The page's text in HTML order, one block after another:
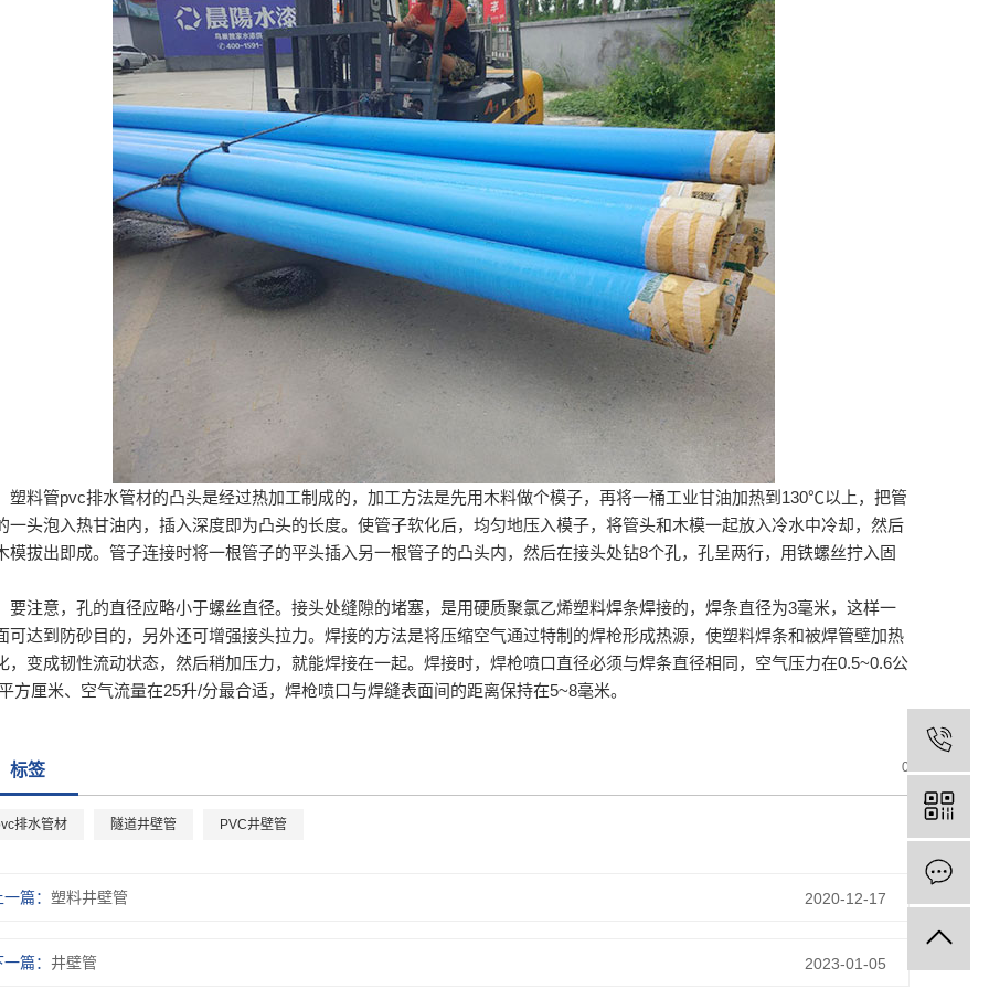
塑料管pvc排水管材的凸头是经过热加工制成的，加工方法是先用木料做个模子，再将一桶工业甘油加热到130℃以上，把管
一头泡入热甘油内，插入深度即为凸头的长度。使管子软化后，均匀地压入模子，将管头和木模一起放入冷水中冷却，然后
模拔出即成。管子连接时将一根管子的平头插入另一根管子的凸头内，然后在接头处钻8个孔，孔呈两行，用铁螺丝拧入固
要注意，孔的直径应略小于螺丝直径。接头处缝隙的堵塞，是用硬质聚氯乙烯塑料焊条焊接的，焊条直径为3毫米，这样一
可达到防砂目的，另外还可增强接头拉力。焊接的方法是将压缩空气通过特制的焊枪形成热源，使塑料焊条和被焊管壁加热
，变成韧性流动状态，然后稍加压力，就能焊接在一起。焊接时，焊枪喷口直径必须与焊条直径相同，空气压力在0.5~0.6公
方厘米、空气流量在25升/分最合适，焊枪喷口与焊缝表面间的距离保持在5~8毫米。
标签 0
排水管材 隧道井壁管 PVC井壁管
一篇： 塑料井壁管 2020-12-17
篇： 井壁管 2023-01-05